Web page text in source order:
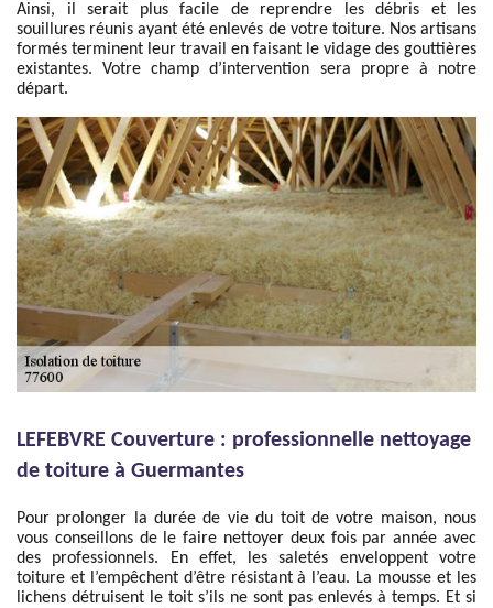
Ainsi, il serait plus facile de reprendre les débris et les
souillures réunis ayant été enlevés de votre toiture. Nos artisans
formés terminent leur travail en faisant le vidage des gouttières
existantes. Votre champ d’intervention sera propre à notre
départ.
LEFEBVRE Couverture : professionnelle nettoyage
de toiture à Guermantes
Pour prolonger la durée de vie du toit de votre maison, nous
vous conseillons de le faire nettoyer deux fois par année avec
des professionnels. En effet, les saletés enveloppent votre
toiture et l’empêchent d’être résistant à l’eau. La mousse et les
lichens détruisent le toit s’ils ne sont pas enlevés à temps. Et si